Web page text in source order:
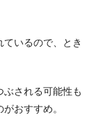
いるので、とき
される可能性も
おすすめ。